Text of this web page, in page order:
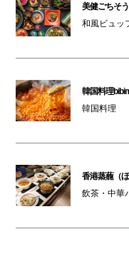
美健ごちそ
和風ビュッ
韓国料理
韓国料理
香港蒸蘢（
飲茶・中華